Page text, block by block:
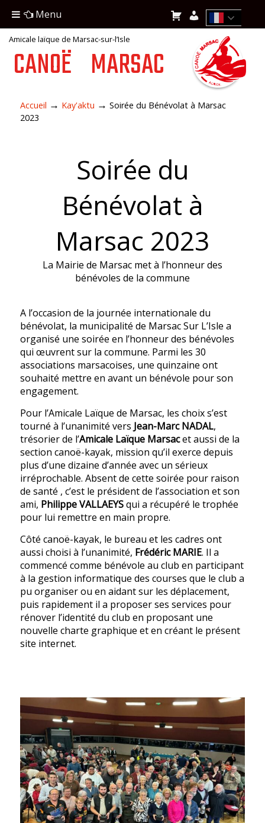
Amicale laïque de Marsac-sur-l’Isle
CANOË MARSAC
Accueil → Kay'aktu → Soirée du Bénévolat à Marsac
2023
Soirée du
Bénévolat à
Marsac 2023
La Mairie de Marsac met à l’honneur des
bénévoles de la commune
A l’occasion de la journée internationale du
bénévolat, la municipalité de Marsac Sur L’Isle a
organisé une soirée en l’honneur des bénévoles
qui œuvrent sur la commune. Parmi les 30
associations marsacoises, une quinzaine ont
souhaité mettre en avant un bénévole pour son
engagement.
Pour l’Amicale Laïque de Marsac, les choix s’est
tourné à l’unanimité vers Jean-Marc NADAL,
trésorier de l’Amicale Laïque Marsacet aussi de la
section canoë-kayak, mission qu’il exerce depuis
plus d’une dizaine d’année avec un sérieux
irréprochable. Absent de cette soirée pour raison
de santé , c’est le président de l’association et son
ami, Philippe VALLAEYSqui a récupéré le trophée
pour lui remettre en main propre.
Côté canoë-kayak, le bureau et les cadres ont
aussi choisi à l’unanimité, Frédéric MARIE. Il a
commencé comme bénévole au club en participant
à la gestion informatique des courses que le club a
pu organiser ou en aidant sur les déplacement,
puis rapidement il a proposer ses services pour
rénover l’identité du club en proposant une
nouvelle charte graphique et en créant le présent
site internet.
Menu